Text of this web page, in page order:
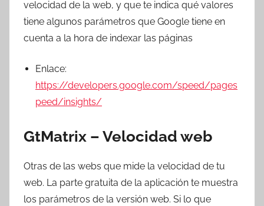
velocidad de la web, y que te indica qué valores
tiene algunos parámetros que Google tiene en
cuenta a la hora de indexar las páginas
Enlace:
https://developers.google.com/speed/pages
peed/insights/
GtMatrix – Velocidad web
Otras de las webs que mide la velocidad de tu
web. La parte gratuita de la aplicación te muestra
los parámetros de la versión web. Si lo que